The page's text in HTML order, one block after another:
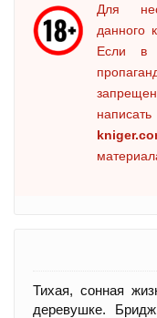
Для
данного
Если в
Тихая, сонная
деревушке.